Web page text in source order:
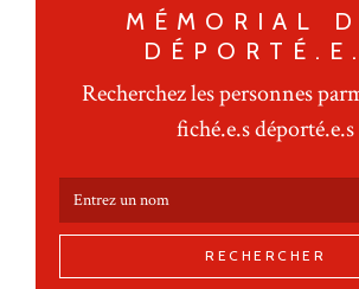
MÉMORIAL
Recherchez les personnes
fiché.e.s déporté.e.s
RECHERCHER